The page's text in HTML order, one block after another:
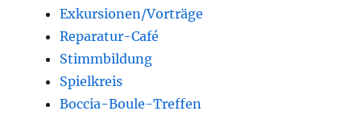
Exkursionen/Vorträge
Reparatur-Café
Stimmbildung
Spielkreis
Boccia-Boule-Treffen